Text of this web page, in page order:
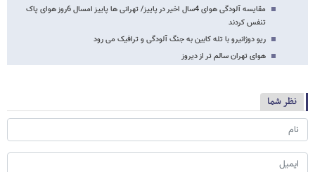
مقایسه آلودگی هوای 4سال اخیر در پاییز/ تهرانی ها پاییز امسال 6روز هوای پاک
تنفس کردند
ریو دوژانیرو با تله کابین به جنگ آلودگی و ترافیک می رود
هوای تهران سالم تر از دیروز
نظر شما